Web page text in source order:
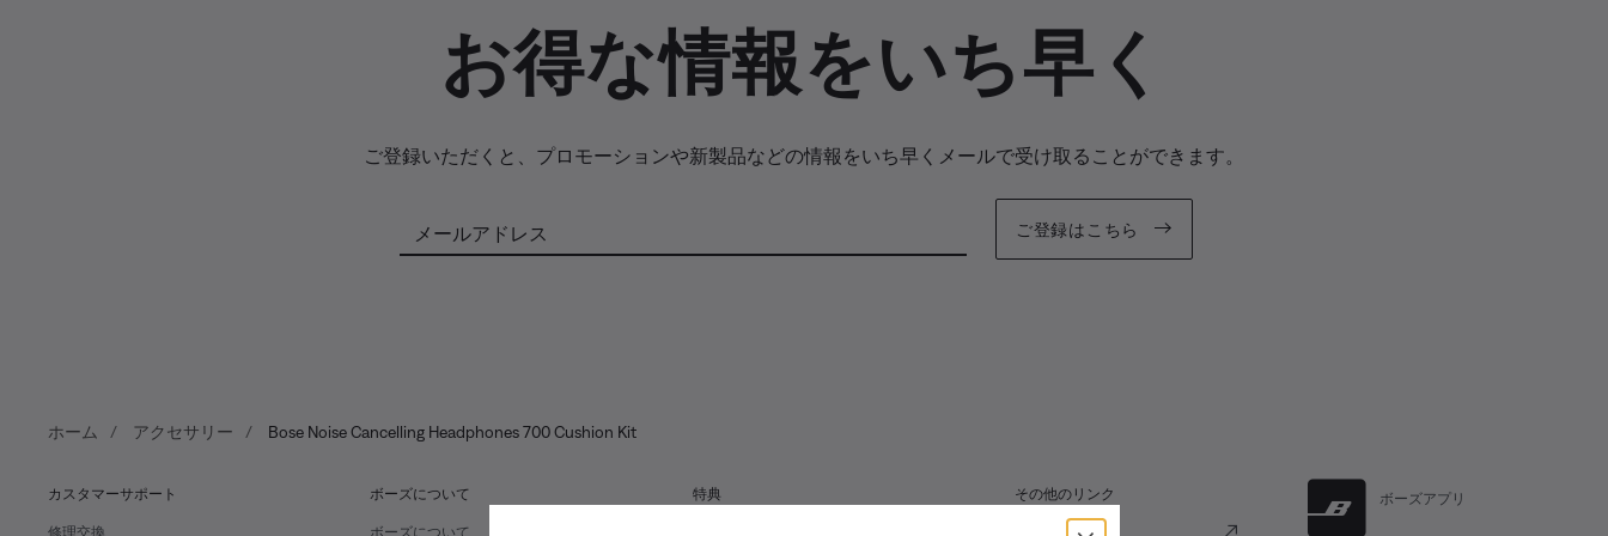
お得な情報をいち早く
ご登録いただくと、プロモーションや新製品などの情報をいち早くメールで受け取ることができます。
メールアドレス ご登録はこちら
ホーム アクセサリー Bose Noise Cancelling Headphones 700 Cushion Kit
カスタマーサポート
修理交換
ボーズについて
ボーズについて
特典
その他のリンク ボーズアプリ